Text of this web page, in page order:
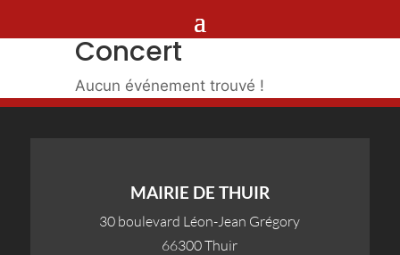
Concert
Aucun événement trouvé !
MAIRIE DE THUIR
30 boulevard Léon-Jean Grégory
66300 Thuir